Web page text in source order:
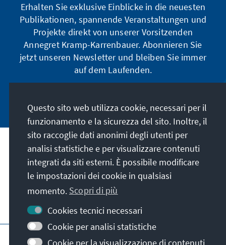
Erhalten Sie exklusive Einblicke in die neuesten
Publikationen, spannende Veranstaltungen und
Projekte direkt von unserer Vorsitzenden
Annegret Kramp-Karrenbauer. Abonnieren Sie
jetzt unseren Newsletter und bleiben Sie immer
auf dem Laufenden.
La nostra missione
Contatto
Altre offerte della fondazione
Colophon
Questo sito web utilizza cookie, necessari per il
funzionamento e la sicurezza del sito. Inoltre, il
sito raccoglie dati anonimi degli utenti per
analisi statistiche e per visualizzare contenuti
integrati da siti esterni. È possibile modificare
le impostazioni dei cookie in qualsiasi
momento. Scopri di più
Cookies tecnici necessari
Cookie per analisi statistiche